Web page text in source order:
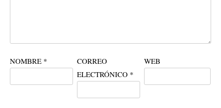
NOMBRE *
CORREO
ELECTRÓNICO *
WEB